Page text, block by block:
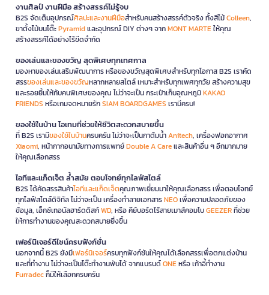
งานศิลป์ งานฝีมือ สร้างสรรค์ไม่รู้จบ
B2S จัดเต็มอุปกรณ์ศิลปะและงานฝีมือสำหรับคนสร้างสรรค์ตัวจริง ทั้งสีไม้Colleen,
ขาตั้งไม้บนโต๊ะPyramidและอุปกรณ์ DIY ต่างๆ จากMONT MARTEให้คุณ
สร้างสรรค์ได้อย่างไร้ขีดจำกัด
ของเล่นและของขวัญ สุดพิเศษทุกเทศกาล
มองหาของเล่นเสริมพัฒนาการ หรือของขวัญสุดพิเศษสำหรับทุกโอกาส B2S เราคัด
สรรของเล่นและของขวัญหลากหลายสไตล์ เหมาะสำหรับทุกเพศทุกวัย สร้างความสุข
และรอยยิ้มให้กับคนพิเศษของคุณ ไม่ว่าจะเป็น กระเป๋าเก็บอุณหภูมิKAKAO
FRIENDS หรือเกมจดหมายรักSIAM BOARDGAMES เรามีครบ!
ของใช้ในบ้าน ไอเทมที่ช่วยให้ชีวิตสะดวกสบายขึ้น
ที่ B2S เรามีของใช้ในบ้านครบครัน ไม่ว่าจะเป็นกาต้มน้ำAnitech, เครื่องฟอกอากาศ
Xiaomi, หน้ากากอนามัยทางการแพทย์Double A Careและสินค้าอื่น ๆ อีกมากมาย
ให้คุณเลือกสรร
ไอทีและแก็ดเจ็ต ล้ำสมัย ตอบโจทย์ทุกไลฟ์สไตล์
B2S ได้คัดสรรสินค้าไอทีและแก็ดเจ็ตคุณภาพเยี่ยมมาให้คุณเลือกสรร เพื่อตอบโจทย์
ทุกไลฟ์สไตล์ดิจิทัล ไม่ว่าจะเป็น เครื่องทำลายเอกสารNEOเพื่อความปลอดภัยของ
ข้อมูล, เอ็กซ์เทอนัลฮาร์ดดิสก์WD, หรือ คีย์บอร์ดไร้สายเมาส์คอมโบGEEZERที่ช่วย
ให้การทำงานของคุณสะดวกสบายยิ่งขึ้น
เฟอร์นิเจอร์ดีไซน์ครบฟังก์ชั่น
นอกจากนี้ B2S ยังมีเฟอร์นิเจอร์ครบทุกฟังก์ชันให้คุณได้เลือกสรรเพื่อตกแต่งบ้าน
และที่ทำงาน ไม่ว่าจะเป็นโต๊ะทำงานพับได้ จากแบรนด์ONEหรือ เก้าอี้ทำงาน
Furradecก็มีให้เลือกครบครัน